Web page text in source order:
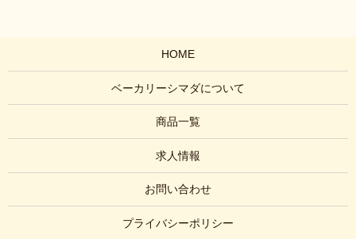
HOME
ベーカリーシマダについて
商品一覧
求人情報
お問い合わせ
プライバシーポリシー